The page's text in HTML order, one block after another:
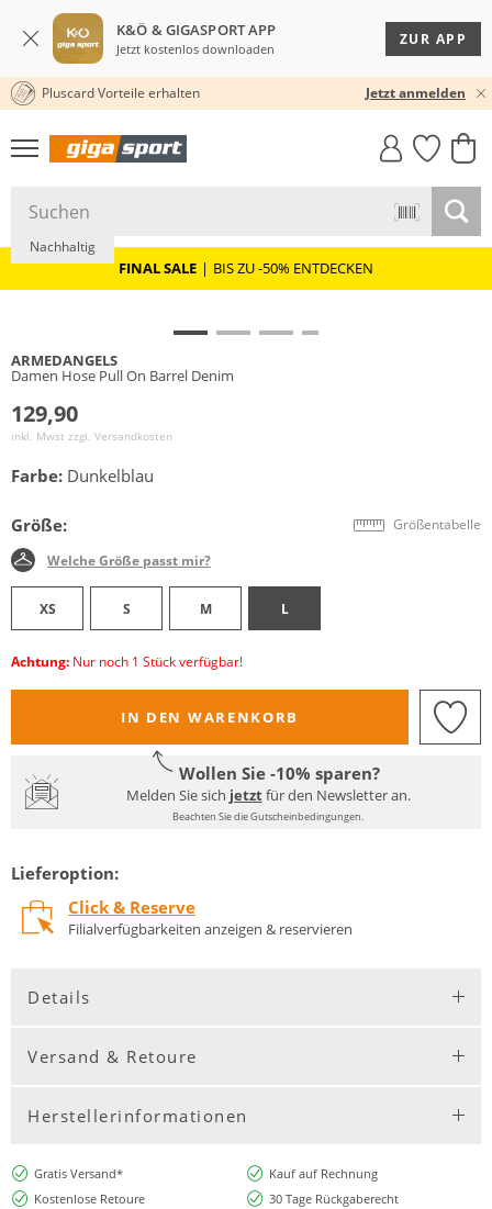
K&Ö & GIGASPORT APP
Jetzt kostenlos downloaden
ZUR APP
30 TAGE RÜCKGABERECHT
Pluscard Vorteile erhalten Jetzt anmelden
GIGASTYLE
FAHRRAD­
MUST-HAVE
FINAL SALE | BIS ZU -50% ENTDECKEN
NEU
Nachhaltig
ARMEDANGELS
Damen Hose Pull On Barrel Denim
129,90
inkl. Mwst zzgl. Versandkosten
Farbe: Dunkelblau
Größe: Größentabelle
Welche Größe passt mir?
XS S M L
Achtung: Nur noch 1 Stück verfügbar!
IN DEN WARENKORB
Wollen Sie -10% sparen?
Melden Sie sich jetztfür den Newsletter an.
Beachten Sie die Gutscheinbedingungen.
Lieferoption:
Click & Reserve
Filialverfügbarkeiten anzeigen & reservieren
Details
Versand & Retoure
Herstellerinformationen
Gratis Versand*
Kauf auf Rechnung
Kostenlose Retoure
30 Tage Rückgaberecht